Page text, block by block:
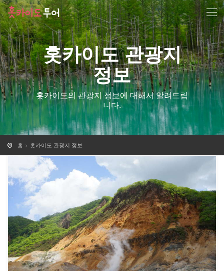
홋카이도 관광지
정보
홋카이도의 관광지 정보에 대해서 알려드립
니다.
홈 홋카이도 관광지 정보